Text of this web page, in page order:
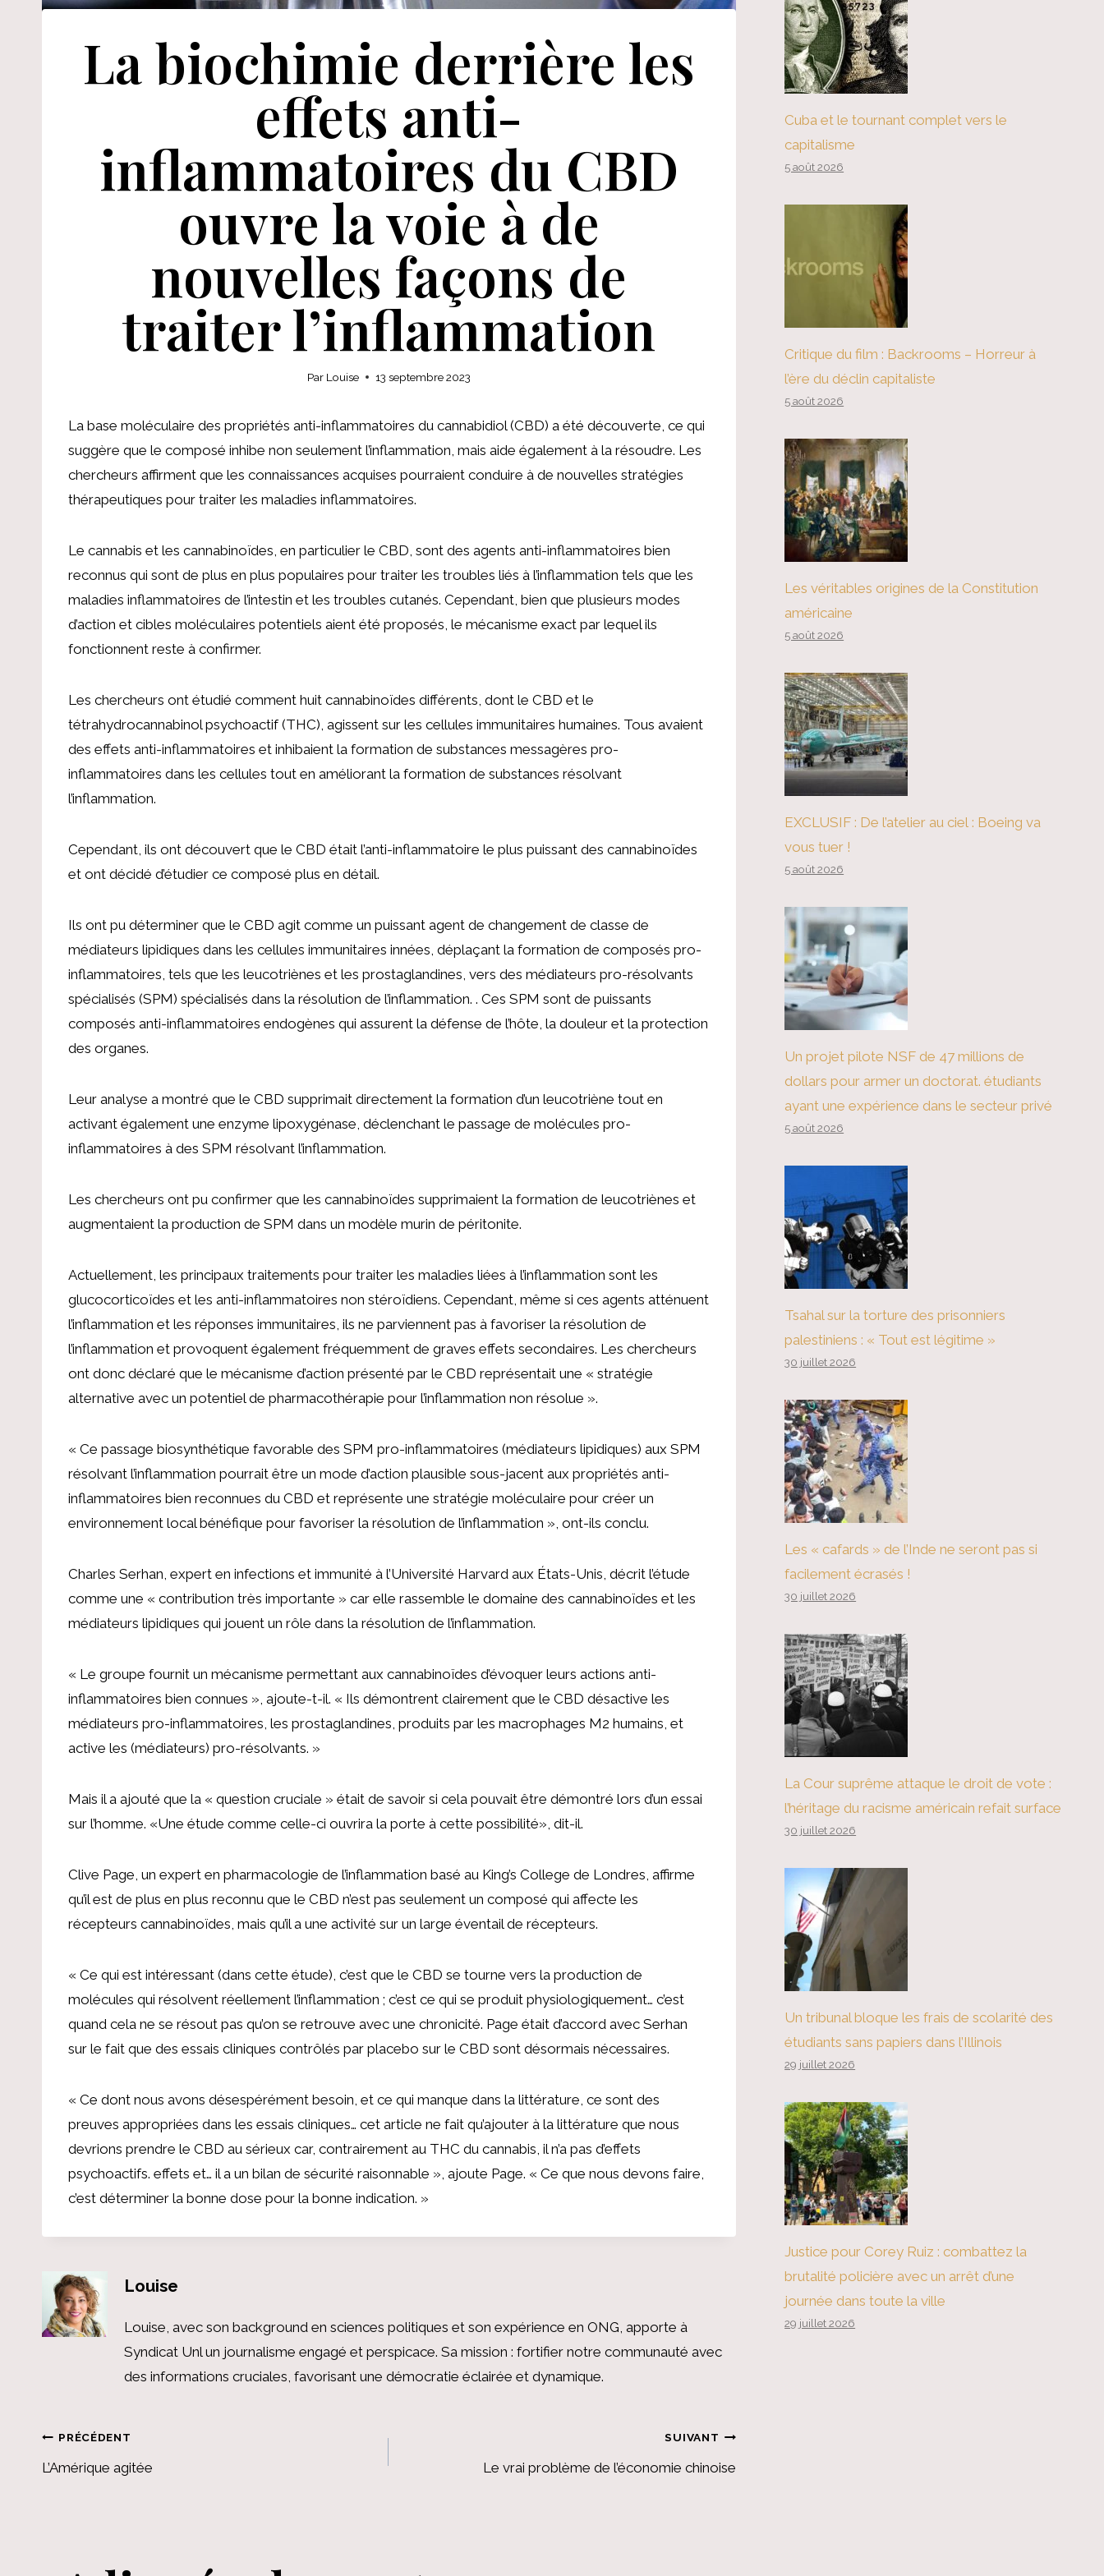
La biochimie derrière les
effets anti-
inflammatoires du CBD
ouvre la voie à de
nouvelles façons de
traiter l’inflammation
Par Louise 13 septembre 2023
La base moléculaire des propriétés anti-inflammatoires du cannabidiol (CBD) a été découverte, ce qui
suggère que le composé inhibe non seulement l’inflammation, mais aide également à la résoudre. Les
chercheurs affirment que les connaissances acquises pourraient conduire à de nouvelles stratégies
thérapeutiques pour traiter les maladies inflammatoires.
Le cannabis et les cannabinoïdes, en particulier le CBD, sont des agents anti-inflammatoires bien
reconnus qui sont de plus en plus populaires pour traiter les troubles liés à l’inflammation tels que les
maladies inflammatoires de l’intestin et les troubles cutanés. Cependant, bien que plusieurs modes
d’action et cibles moléculaires potentiels aient été proposés, le mécanisme exact par lequel ils
fonctionnent reste à confirmer.
Les chercheurs ont étudié comment huit cannabinoïdes différents, dont le CBD et le
tétrahydrocannabinol psychoactif (THC), agissent sur les cellules immunitaires humaines. Tous avaient
des effets anti-inflammatoires et inhibaient la formation de substances messagères pro-
inflammatoires dans les cellules tout en améliorant la formation de substances résolvant
l’inflammation.
Cependant, ils ont découvert que le CBD était l’anti-inflammatoire le plus puissant des cannabinoïdes
et ont décidé d’étudier ce composé plus en détail.
Ils ont pu déterminer que le CBD agit comme un puissant agent de changement de classe de
médiateurs lipidiques dans les cellules immunitaires innées, déplaçant la formation de composés pro-
inflammatoires, tels que les leucotriènes et les prostaglandines, vers des médiateurs pro-résolvants
spécialisés (SPM) spécialisés dans la résolution de l’inflammation. . Ces SPM sont de puissants
composés anti-inflammatoires endogènes qui assurent la défense de l’hôte, la douleur et la protection
des organes.
Leur analyse a montré que le CBD supprimait directement la formation d’un leucotriène tout en
activant également une enzyme lipoxygénase, déclenchant le passage de molécules pro-
inflammatoires à des SPM résolvant l’inflammation.
Les chercheurs ont pu confirmer que les cannabinoïdes supprimaient la formation de leucotriènes et
augmentaient la production de SPM dans un modèle murin de péritonite.
Actuellement, les principaux traitements pour traiter les maladies liées à l’inflammation sont les
glucocorticoïdes et les anti-inflammatoires non stéroïdiens. Cependant, même si ces agents atténuent
l’inflammation et les réponses immunitaires, ils ne parviennent pas à favoriser la résolution de
l’inflammation et provoquent également fréquemment de graves effets secondaires. Les chercheurs
ont donc déclaré que le mécanisme d’action présenté par le CBD représentait une « stratégie
alternative avec un potentiel de pharmacothérapie pour l’inflammation non résolue ».
« Ce passage biosynthétique favorable des SPM pro-inflammatoires (médiateurs lipidiques) aux SPM
résolvant l’inflammation pourrait être un mode d’action plausible sous-jacent aux propriétés anti-
inflammatoires bien reconnues du CBD et représente une stratégie moléculaire pour créer un
environnement local bénéfique pour favoriser la résolution de l’inflammation », ont-ils conclu.
Charles Serhan, expert en infections et immunité à l’Université Harvard aux États-Unis, décrit l’étude
comme une « contribution très importante » car elle rassemble le domaine des cannabinoïdes et les
médiateurs lipidiques qui jouent un rôle dans la résolution de l’inflammation.
« Le groupe fournit un mécanisme permettant aux cannabinoïdes d’évoquer leurs actions anti-
inflammatoires bien connues », ajoute-t-il. « Ils démontrent clairement que le CBD désactive les
médiateurs pro-inflammatoires, les prostaglandines, produits par les macrophages M2 humains, et
active les (médiateurs) pro-résolvants. »
Mais il a ajouté que la « question cruciale » était de savoir si cela pouvait être démontré lors d’un essai
sur l’homme. «Une étude comme celle-ci ouvrira la porte à cette possibilité», dit-il.
Clive Page, un expert en pharmacologie de l’inflammation basé au King’s College de Londres, affirme
qu’il est de plus en plus reconnu que le CBD n’est pas seulement un composé qui affecte les
récepteurs cannabinoïdes, mais qu’il a une activité sur un large éventail de récepteurs.
« Ce qui est intéressant (dans cette étude), c’est que le CBD se tourne vers la production de
molécules qui résolvent réellement l’inflammation ; c’est ce qui se produit physiologiquement… c’est
quand cela ne se résout pas qu’on se retrouve avec une chronicité. Page était d’accord avec Serhan
sur le fait que des essais cliniques contrôlés par placebo sur le CBD sont désormais nécessaires.
« Ce dont nous avons désespérément besoin, et ce qui manque dans la littérature, ce sont des
preuves appropriées dans les essais cliniques… cet article ne fait qu’ajouter à la littérature que nous
devrions prendre le CBD au sérieux car, contrairement au THC du cannabis, il n’a pas d’effets
psychoactifs. effets et… il a un bilan de sécurité raisonnable », ajoute Page. « Ce que nous devons faire,
c’est déterminer la bonne dose pour la bonne indication. »
Louise
Louise, avec son background en sciences politiques et son expérience en ONG, apporte à
Syndicat Unl un journalisme engagé et perspicace. Sa mission : fortifier notre communauté avec
des informations cruciales, favorisant une démocratie éclairée et dynamique.
Navigation
de
PRÉCÉDENT
L’Amérique agitée
SUIVANT
Le vrai problème de l’économie chinoise
Cuba et le tournant complet vers le
capitalisme
5 août 2026
Critique du film : Backrooms – Horreur à
l’ère du déclin capitaliste
5 août 2026
Les véritables origines de la Constitution
américaine
5 août 2026
EXCLUSIF : De l’atelier au ciel : Boeing va
vous tuer !
5 août 2026
Un projet pilote NSF de 47 millions de
dollars pour armer un doctorat. étudiants
ayant une expérience dans le secteur privé
5 août 2026
Tsahal sur la torture des prisonniers
palestiniens : « Tout est légitime »
30 juillet 2026
Les « cafards » de l’Inde ne seront pas si
facilement écrasés !
30 juillet 2026
La Cour suprême attaque le droit de vote :
l’héritage du racisme américain refait surface
30 juillet 2026
Un tribunal bloque les frais de scolarité des
étudiants sans papiers dans l’Illinois
29 juillet 2026
Justice pour Corey Ruiz : combattez la
brutalité policière avec un arrêt d’une
journée dans toute la ville
29 juillet 2026